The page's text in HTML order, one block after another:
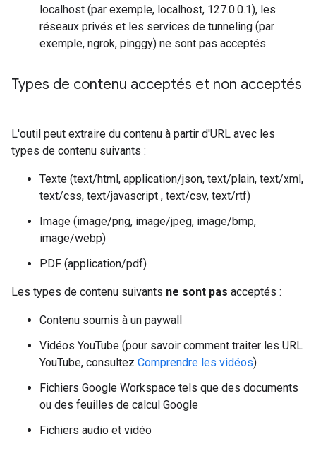
localhost (par exemple, localhost, 127.0.0.1), les
réseaux privés et les services de tunneling (par
exemple, ngrok, pinggy) ne sont pas acceptés.
Types de contenu acceptés et non acceptés
L'outil peut extraire du contenu à partir d'URL avec les
types de contenu suivants :
Texte (text/html, application/json, text/plain, text/xml,
text/css, text/javascript , text/csv, text/rtf)
Image (image/png, image/jpeg, image/bmp,
image/webp)
PDF (application/pdf)
Les types de contenu suivants ne sont pas acceptés :
Contenu soumis à un paywall
Vidéos YouTube (pour savoir comment traiter les URL
YouTube, consultez Comprendre les vidéos)
Fichiers Google Workspace tels que des documents
ou des feuilles de calcul Google
Fichiers audio et vidéo